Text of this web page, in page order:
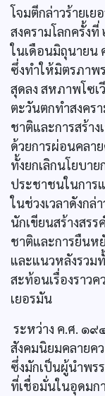
โจมตีกล่าวร้ายเย
สงครามโลกครั้ง
ในเดือนมิถุนายน
ซึ่งทำให้มิตรภาพ
สุดลง สหภาพโซ
ตะวันตกทำสงคร
ชาติและการสร้า
ด้วยการผ่อนคลา
ทั้งยกเลิกนโยบา
ประชาชนในการ
ในช่วงเวลาดังก
นักเขียนสร้างสร
ชาติและการยืนห
และแนวหลังรวม
สะท้อนเรื่องราว
เยอรมัน
ระหว่าง ค.ศ. ๑
สังคมนิยมคลายค
ซึ่งมักเป็นผู้นำพร
ที่เชื่อมั่นในอุดมก